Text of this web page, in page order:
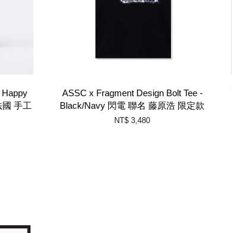
Happy
國 手工
ASSC x Fragment Design Bolt Tee -
Black/Navy 閃電 聯名 藤原浩 限定款
NT$ 3,480